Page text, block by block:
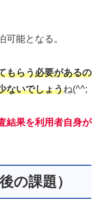
可能となる。
もらう必要があるの
ないでしょうね(^^;
結果を利用者自身が
の課題）